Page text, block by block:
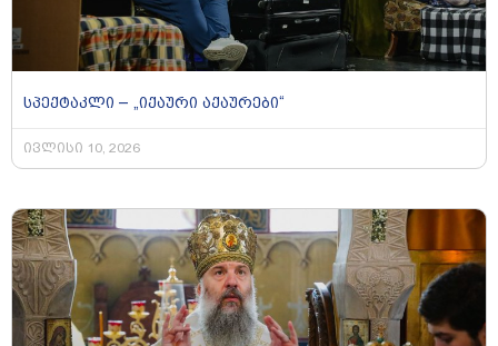
სპექტაკლი – „იქაური აქაურები“
ივლისი 10, 2026